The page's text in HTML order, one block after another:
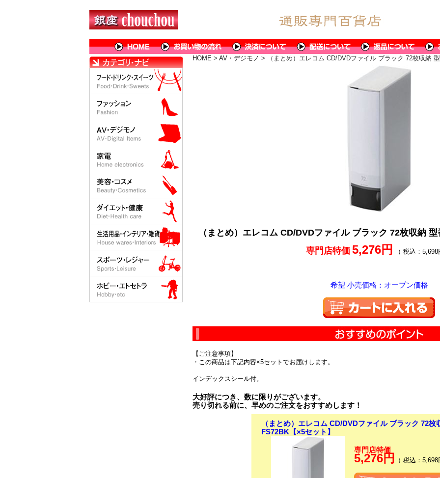
HOME > AV・デジモノ > （まとめ）エレコム CD/DVDファイル ブラック 72枚収納
（まとめ）エレコム CD/DVDファイル ブラック 72枚収納
専門店特価 5,276円 （ 税込：5,698
希望 小売価格：オープン価格
【ご注意事項】
・この商品は下記内容×5セットでお届けします。
インデックスシール付。
大好評につき、数に限りがございます。
売り切れる前に、早めのご注文をおすすめします！
（まとめ）エレコム CD/DVDファイル ブラック 72
FS72BK【×5セット】
専門店特価
5,276円 （ 税込：5,698